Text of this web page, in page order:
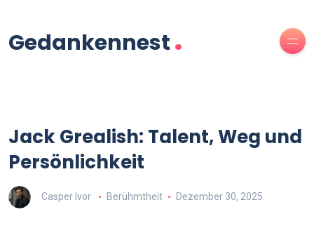
Gedankennest.
Jack Grealish: Talent, Weg und
Persönlichkeit
Casper Ivor Berühmtheit Dezember 30, 2025